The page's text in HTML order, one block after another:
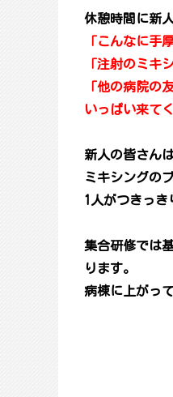
休憩時間に新
「こんなに手
「注射のミキ
「他の病院の
いっぱい来て
新人の皆さん
ミキシングの
1人がつきっき
集合研修では
ります。
病棟に上がっ